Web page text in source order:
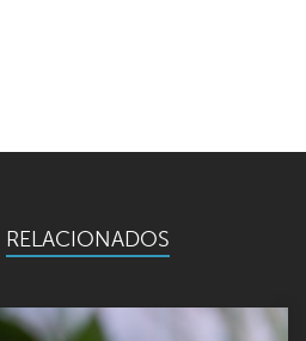
RELACIONADOS